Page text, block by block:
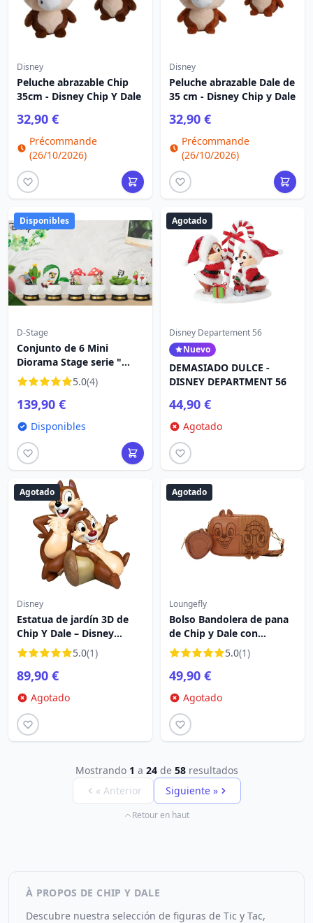
Disney
Peluche abrazable Chip
35cm - Disney Chip Y Dale
32,90 €
Précommande
(26/10/2026)
Disney
Peluche abrazable Dale de
35 cm - Disney Chip y Dale
32,90 €
Précommande
(26/10/2026)
Disponibles
D-Stage
Conjunto de 6 Mini
Diorama Stage serie "
"Plantas de bolsillo" " -
Disney mini D-Stage
5.0(4)
139,90 €
Disponibles
Agotado
Disney Departement 56
Nuevo
DEMASIADO DULCE -
DISNEY DEPARTMENT 56
44,90 €
Agotado
Agotado
Disney
Estatua de jardín 3D de
Chip Y Dale – Disney
Mickey y amigos
5.0(1)
89,90 €
Agotado
Agotado
Loungefly
Bolso Bandolera de pana
de Chip y Dale con
monedero - Disney
Loungefly
5.0(1)
49,90 €
Agotado
Mostrando 1 a 24de 58resultados
« Anterior
Siguiente »
Retour en haut
À PROPOS DE CHIP Y DALE
Descubre nuestra selección de figuras de Tic y Tac,